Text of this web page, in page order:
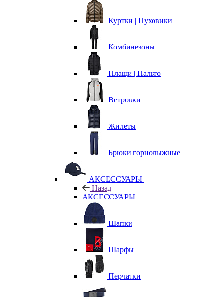
Куртки | Пуховики
Комбинезоны
Плащи | Пальто
Ветровки
Жилеты
Брюки горнолыжные
АКСЕССУАРЫ
Назад
АКСЕССУАРЫ
Шапки
Шарфы
Перчатки